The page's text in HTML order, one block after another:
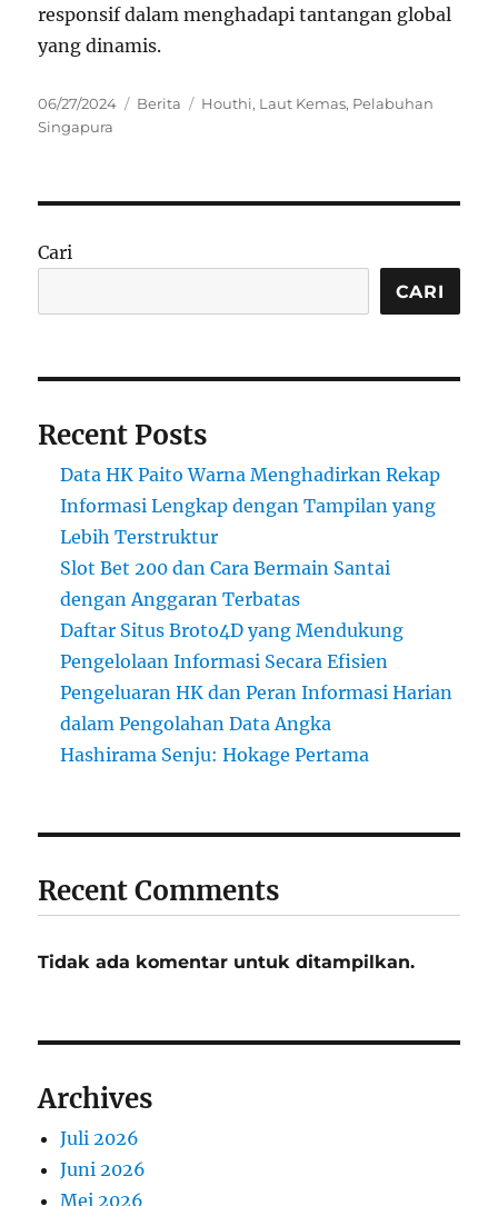
responsif dalam menghadapi tantangan global
yang dinamis.
Posted
on
06/27/2024 Categories
Berita Tags
Houthi, Laut Kemas, Pelabuhan
Singapura
Cari
CARI
Recent Posts
Data HK Paito Warna Menghadirkan Rekap
Informasi Lengkap dengan Tampilan yang
Lebih Terstruktur
Slot Bet 200 dan Cara Bermain Santai
dengan Anggaran Terbatas
Daftar Situs Broto4D yang Mendukung
Pengelolaan Informasi Secara Efisien
Pengeluaran HK dan Peran Informasi Harian
dalam Pengolahan Data Angka
Hashirama Senju: Hokage Pertama
Recent Comments
Tidak ada komentar untuk ditampilkan.
Archives
Juli 2026
Juni 2026
Mei 2026